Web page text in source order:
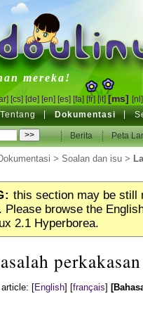
mereka!
[cs] [de] [en] [es] [fa] [fr] [it] [ms] [nl]
Tentang Dokumentasi
Berita Peta
> Soalan dan isu>
this section may be still
Please browse the
2.1 Hyperborea.
perkakasan
English] français